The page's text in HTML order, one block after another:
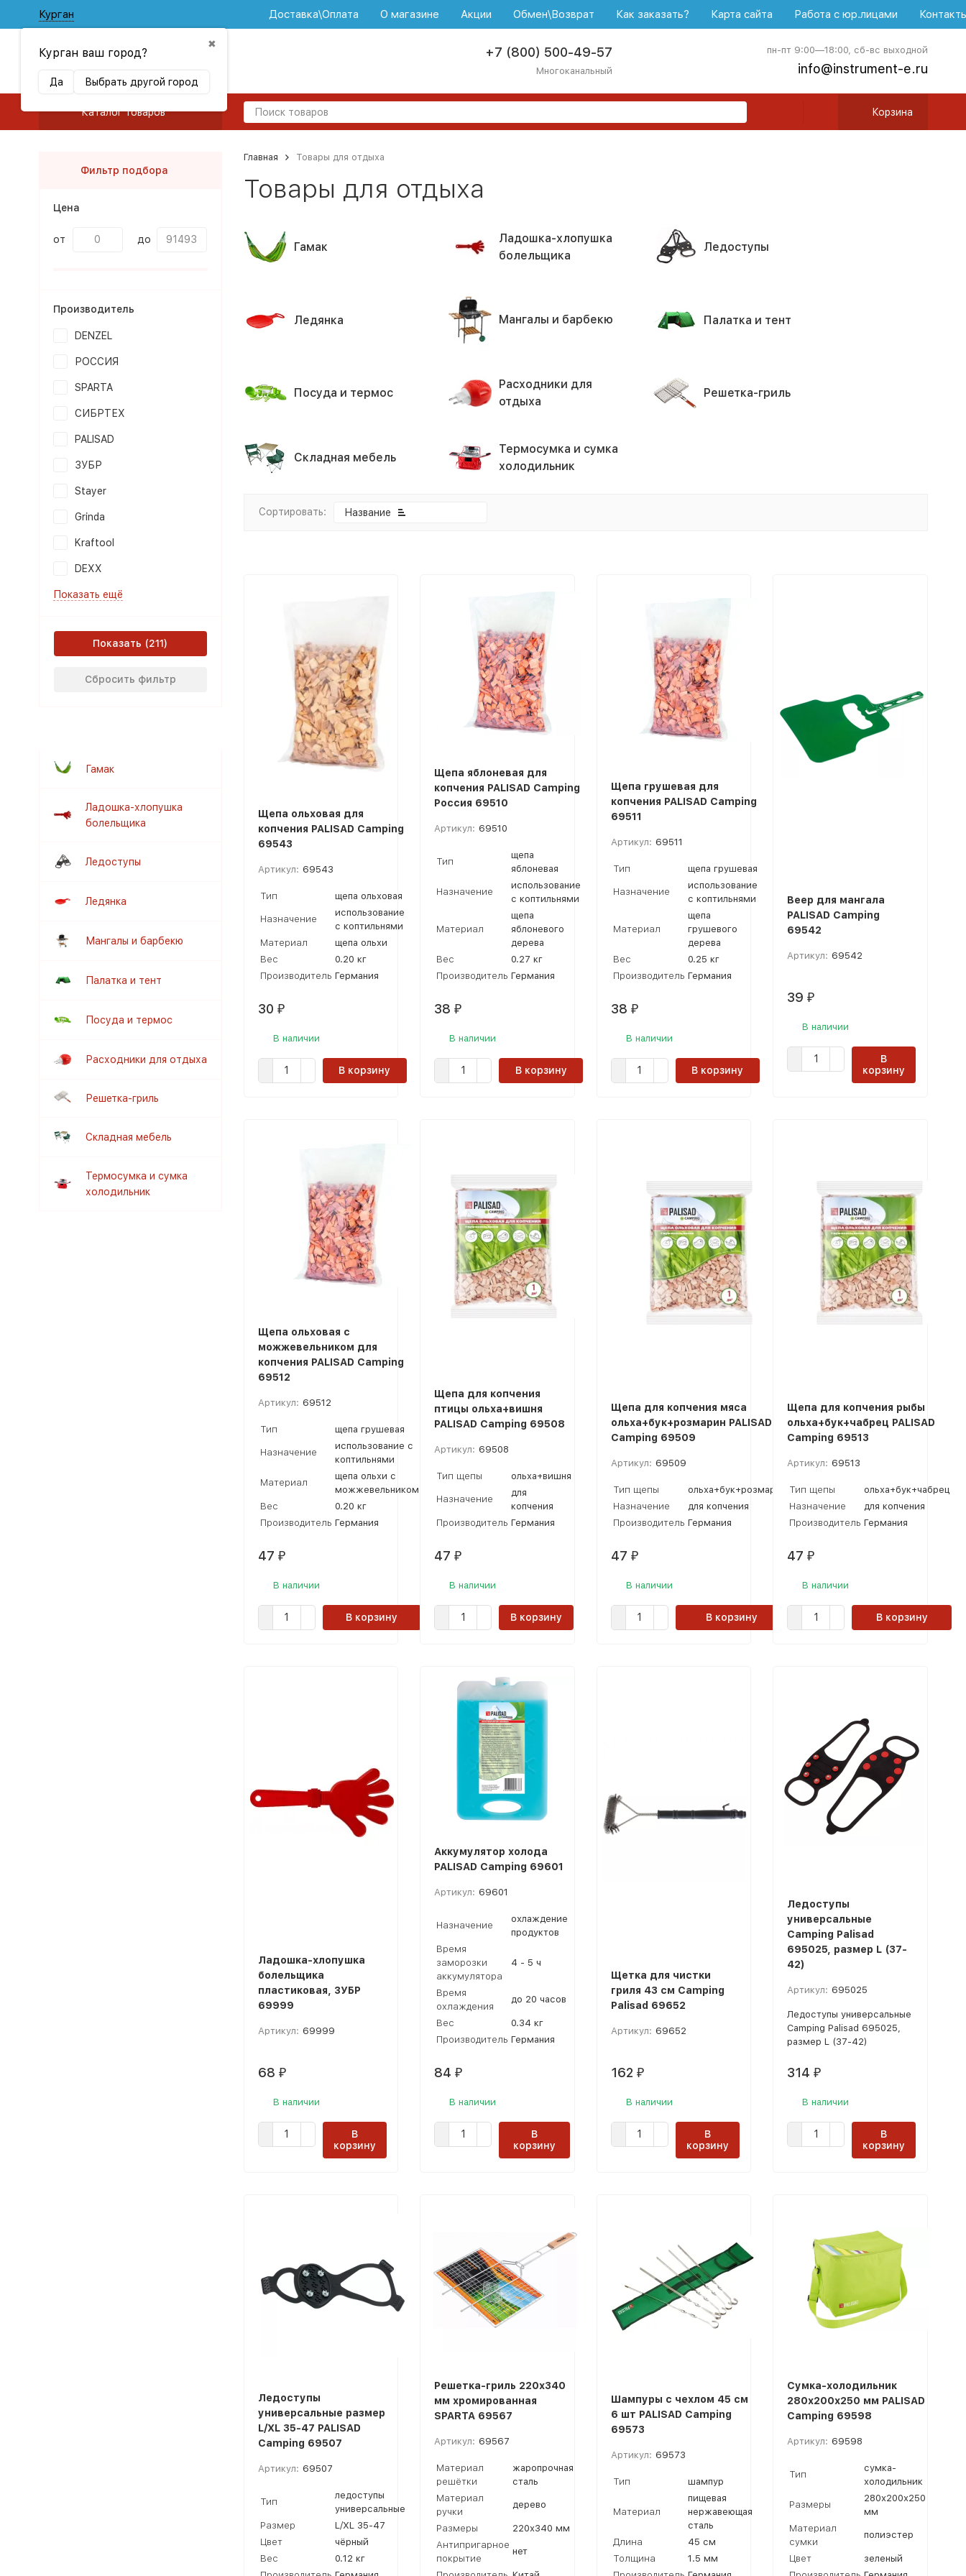
Курган
✖
Курган ваш город?
Да Выбрать другой город
Доставка\Оплата О магазине Акции Обмен\Возврат Как заказать? Карта сайта Работа с юр.лицами
+7 (800) 500-49-57
Многоканальный
пн-пт 9:00—18:00, сб-вс выходной
info@instrument-e.ru
Каталог товаров Корзина
Главная Товары для отдыха
Товары для отдыха
Гамак
Ладошка-хлопушка
болельщика
Ледоступы
Ледянка Мангалы и барбекю Палатка и тент
Посуда и термос
Расходники для
отдыха
Решетка-гриль
Складная мебель
Термосумка и сумка
холодильник
Сортировать: Название
Щепа ольховая для
копчения PALISAD Camping
69543
Артикул: 69543
Тип щепа ольховая
Назначение
использование
с коптильнями
Материал
щепа ольхи
Вес
0.20 кг
Производитель Германия
30 ₽
В наличии
В корзину
Щепа яблоневая для
копчения PALISAD Camping
Россия 69510
Артикул: 69510
Тип
щепа
яблоневая
Назначение
использование
с коптильнями
Материал
щепа
яблоневого
дерева
Вес
0.27 кг
Производитель Германия
38 ₽
В наличии
В корзину
Щепа грушевая для
копчения PALISAD Camping
69511
Артикул: 69511
Тип щепа грушевая
Назначение
использование
с коптильнями
Материал
щепа
грушевого
дерева
Вес
0.25 кг
Производитель Германия
38 ₽
В наличии
В корзину
Веер для мангала
PALISAD Camping
69542
Артикул: 69542
39 ₽
В наличии
В
корзину
Щепа ольховая с
можжевельником для
копчения PALISAD Camping
69512
Артикул: 69512
Тип щепа грушевая
Назначение
использование с
коптильнями
Материал
щепа ольхи с
можжевельником
Вес
0.20 кг
Производитель Германия
47 ₽
В наличии
В корзину
Щепа для копчения
птицы ольха+вишня
PALISAD Camping 69508
Артикул: 69508
Тип щепы ольха+вишня
Назначение
для
копчения
Производитель Германия
47 ₽
В наличии
В корзину
Щепа для копчения мяса
ольха+бук+розмарин PALISAD
Camping 69509
Артикул: 69509
Тип щепы
ольха+бук+розмарин
Назначение
для копчения
Производитель Германия
47 ₽
В наличии
В корзину
Щепа для копчения рыбы
ольха+бук+чабрец PALISAD
Camping 69513
Артикул: 69513
Тип щепы
ольха+бук+чабрец
Назначение
для копчения
Производитель Германия
47 ₽
В наличии
В корзину
Ладошка-хлопушка
болельщика
пластиковая, ЗУБР
69999
Артикул: 69999
68 ₽
В наличии
В
корзину
Аккумулятор холода
PALISAD Camping 69601
Артикул: 69601
Назначение
охлаждение
продуктов
Время
заморозки
аккумулятора
4 - 5 ч
Время
охлаждения
до 20 часов
Вес
0.34 кг
Производитель Германия
84 ₽
В наличии
В
корзину
Щетка для чистки
гриля 43 см Camping
Palisad 69652
Артикул: 69652
162 ₽
В наличии
В
корзину
Ледоступы
универсальные
Camping Palisad
695025, размер L (37-
42)
Артикул: 695025
Ледоступы универсальные
Camping Palisad 695025,
размер L (37-42)
314 ₽
В наличии
В
корзину
Ледоступы
универсальные размер
L/XL 35-47 PALISAD
Camping 69507
Артикул: 69507
Тип
ледоступы
универсальные
Размер
L/XL 35-47
Цвет
чёрный
Вес
0.12 кг
Решетка-гриль 220х340
мм хромированная
SPARTA 69567
Артикул: 69567
Материал
решётки
жаропрочная
сталь
Материал
ручки
дерево
Размеры
220х340 мм
Антипригарное
покрытие
нет
Шампуры с чехлом 45 см
6 шт PALISAD Camping
69573
Артикул: 69573
Тип шампур
Материал
пищевая
нержавеющая
сталь
Длина
45 см
Толщина
1.5 мм
Сумка-холодильник
280х200х250 мм PALISAD
Camping 69598
Артикул: 69598
Тип
сумка-
холодильник
Размеры
280х200х250
мм
Материал
сумки
полиэстер
Цвет
зеленый
Фильтр подбора
Цена
от до
Производитель
DENZEL
РОССИЯ
SPARTA
СИБРТЕХ
PALISAD
ЗУБР
Stayer
Grinda
Kraftool
DEXX
Показать ещё
Показать
Сбросить фильтр
Гамак
Ладошка-хлопушка
болельщика
Ледоступы
Ледянка
Мангалы и барбекю
Палатка и тент
Посуда и термос
Расходники для отдыха
Решетка-гриль
Складная мебель
Термосумка и сумка
холодильник